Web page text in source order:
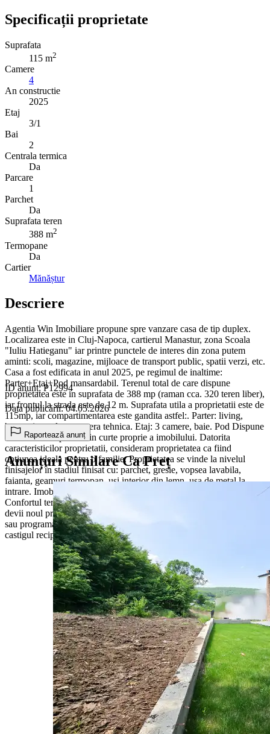
Specificații proprietate
Suprafata
115 m2
Camere
4
An constructie
2025
Etaj
3/1
Bai
2
Centrala termica
Da
Parcare
1
Parchet
Da
Suprafata teren
388 m2
Termopane
Da
Cartier
Mănăștur
Descriere
Agentia Win Imobiliare propune spre vanzare casa de tip duplex.
Localizarea este in Cluj-Napoca, cartierul Manastur, zona Scoala
"Iuliu Hatieganu" iar printre punctele de interes din zona putem
aminti: scoli, magazine, mijloace de transport public, spatii verzi, etc.
Casa a fost edificata in anul 2025, pe regimul de inaltime:
Parter+Etaj+Pod mansardabil. Terenul total de care dispune
proprietatea este in suprafata de 388 mp (raman cca. 320 teren liber),
iar frontul la strada este de 12 m. Suprafata utila a proprietatii este de
115mp, iar compartimentarea este gandita astfel:. Parter: living,
bucatarie, toaleta, camera tehnica. Etaj: 3 camere, baie. Pod Dispune
de 2 locuri de parcare in curte proprie a imobilului. Datorita
caracteristicilor proprietatii, consideram proprietatea ca fiind
optiunea ideala pentru o familie. Proprietatea se vinde la nivelul
finisajelor în stadiul finisat cu: parchet, gresie, vopsea lavabila,
faianta, geamuri termopan, usi interior din lemn, usa de metal la
intrare. Imobilul se predă în stadiul nemobilat, conform fotografiilor.
Confortul termic este asigurat de centrala termica proprie. Vrei sa
devii noul proprietar al acestui imobil? Pentru mai multe informatii
sau programarea unei vizionari, nu ezita sa ne contactezi! Garantam
castigul reciproc! [ ID Proprietate: P12994 ]
ID anunț: P12994
Data publicării: 04.05.2026
Raportează anunț
Anunțuri Similare Ca Preț